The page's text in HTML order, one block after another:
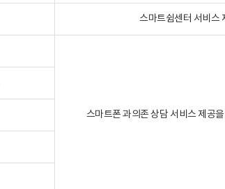
스마트쉼센터 서비스
스마트폰 과의존 상담 서비스 제공